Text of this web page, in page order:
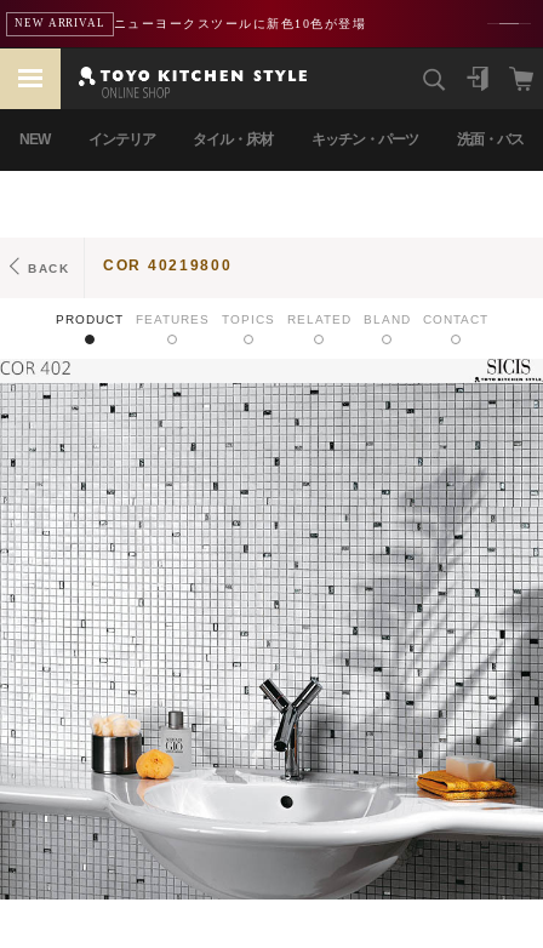
NEW ARRIVAL ニューヨークスツールに新色10色が登場
NEW インテリア タイル・床材 キッチン・パーツ 洗面・バス
BACK COR 40219800
PRODUCT FEATURES TOPICS RELATED BLAND CONTACT